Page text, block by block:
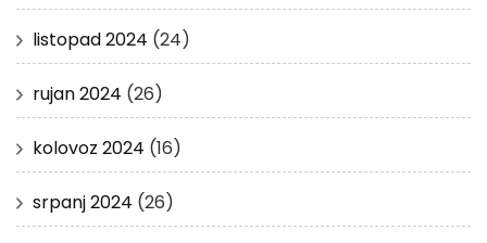
listopad 2024 (24)
rujan 2024 (26)
kolovoz 2024 (16)
srpanj 2024 (26)